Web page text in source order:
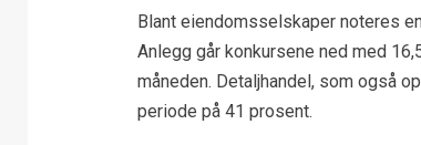
Blant eiendomsselskaper noteres
Anlegg går konkursene ned med
måneden. Detaljhandel, som også
periode på 41 prosent.